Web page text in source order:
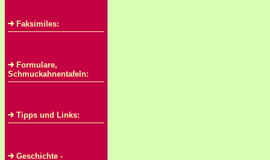
Faksimiles:
Formulare,
Schmuckahnentafeln:
Tipps und Links:
Geschichte -